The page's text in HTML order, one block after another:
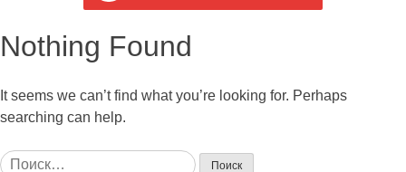
Nothing Found
It seems we can’t find what you’re looking for. Perhaps
searching can help.
Найти: